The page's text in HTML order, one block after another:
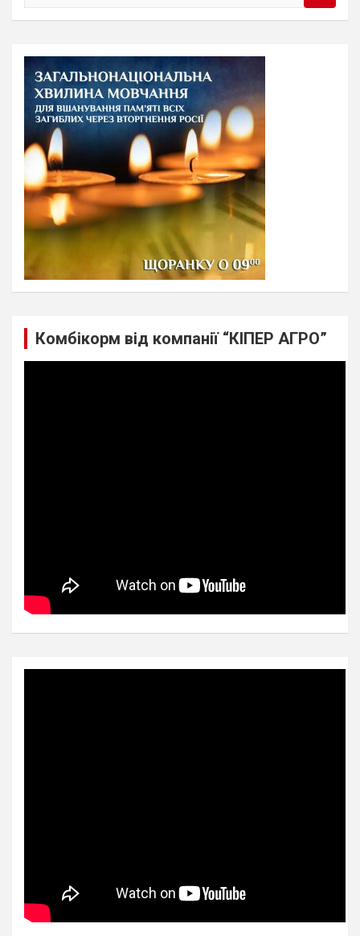
a
Комбікорм від компанії “КІПЕР АГРО”